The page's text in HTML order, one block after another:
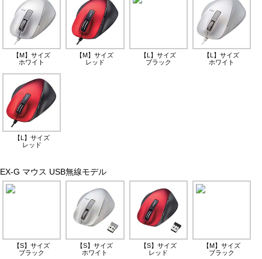
【M】サイズ
ホワイト
【M】サイズ
レッド
【L】サイズ
ブラック
【L】サイズ
ホワイト
【L】サイズ
レッド
EX-G マウス USB無線モデル
【S】サイズ
ブラック
【S】サイズ
ホワイト
【S】サイズ
レッド
【M】サイズ
ブラック